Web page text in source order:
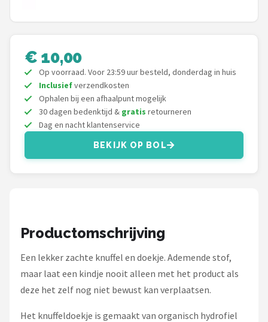
Happy Horse
Soft Touch
FRIGG
Meyco
Stokke
Alle merken →
€ 10,00
Op voorraad. Voor 23:59 uur besteld, donderdag in huis
Inclusiefverzendkosten
Ophalen bij een afhaalpunt mogelijk
30 dagen bedenktijd & gratis retourneren
Dag en nacht klantenservice
BEKIJK OP BOL
Productomschrijving
Een lekker zachte knuffel en doekje. Ademende stof,
maar laat een kindje nooit alleen met het product als
deze het zelf nog niet bewust kan verplaatsen.
Het knuffeldoekje is gemaakt van organisch hydrofiel